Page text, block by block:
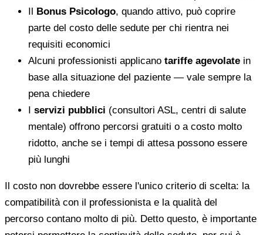
Il Bonus Psicologo, quando attivo, può coprire
parte del costo delle sedute per chi rientra nei
requisiti economici
Alcuni professionisti applicano tariffe agevolate in
base alla situazione del paziente — vale sempre la
pena chiedere
I servizi pubblici (consultori ASL, centri di salute
mentale) offrono percorsi gratuiti o a costo molto
ridotto, anche se i tempi di attesa possono essere
più lunghi
Il costo non dovrebbe essere l'unico criterio di scelta: la
compatibilità con il professionista e la qualità del
percorso contano molto di più. Detto questo, è importante